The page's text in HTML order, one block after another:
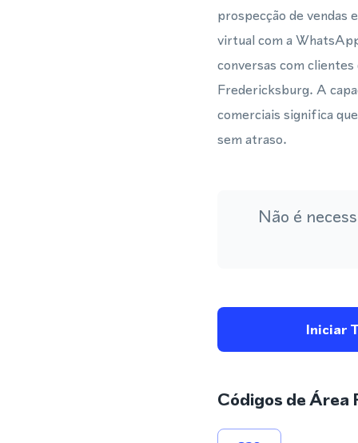
prospecção de vendas
virtual com a
conversas com
Fredericksburg. A
comerciais significa
sem atraso.
Não é
Iniciar
Códigos de Área